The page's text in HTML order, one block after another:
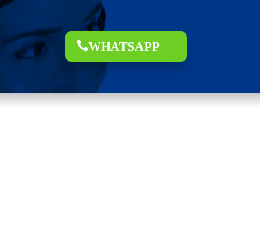
WHATSAPP